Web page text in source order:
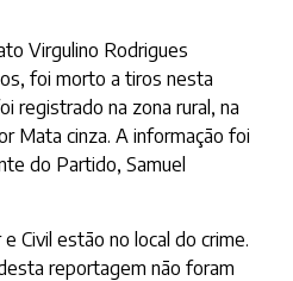
Virgulino Rodrigues
foi morto a tiros nesta
registrado na zona rural, na
Mata cinza. A informação foi
do Partido, Samuel
Civil estão no local do crime.
reportagem não foram